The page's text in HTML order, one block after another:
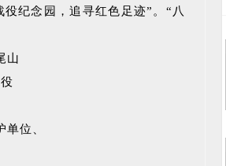
纪念园，追寻红色足迹”。“八
山
位、